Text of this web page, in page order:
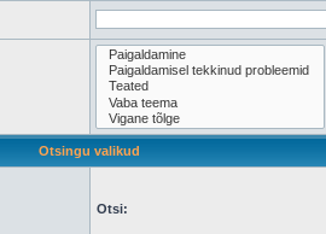
Otsingu valikud
Otsi: